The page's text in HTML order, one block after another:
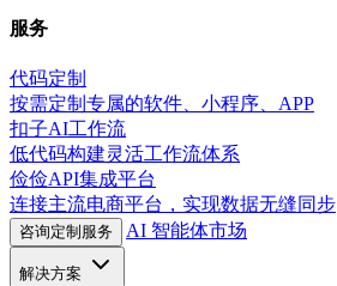
服务
代码定制
按需定制专属的软件、小程序、APP
扣子AI工作流
低代码构建灵活工作流体系
俭俭API集成平台
连接主流电商平台，实现数据无缝同步
咨询定制服务 AI 智能体市场
解决方案